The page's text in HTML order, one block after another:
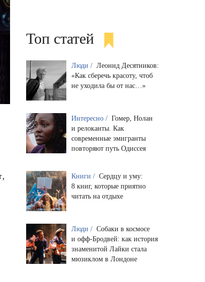
Топ статей
Люди / Леонид Десятников:
«Как сберечь красоту, чтоб
не уходила бы от нас…»
Интересно / Гомер, Нолан
и релоканты. Как
современные эмигранты
повторяют путь Одиссея
Книги / Сердцу и уму:
8 книг, которые приятно
читать на отдыхе
Люди / Собаки в космосе
и офф-Бродвей: как история
знаменитой Лайки стала
мюзиклом в Лондоне